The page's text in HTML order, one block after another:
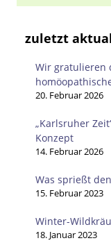
zuletzt
Wir gratulieren
20. Februar 2026
„Karlsruher
Konzept
14. Februar 2026
Was sprießt
15. Februar 2023
Winter-
18. Januar 2023